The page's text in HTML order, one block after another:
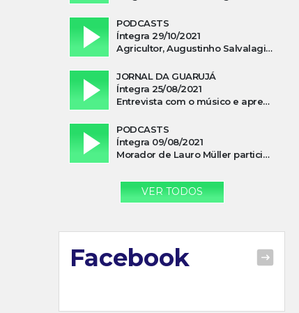
PODCASTS
Íntegra 29/10/2021
Agricultor, Augustinho Salvalagio, relata sobre aparição do Cavaleiro Negro no Rio das Furnas
JORNAL DA GUARUJÁ
Íntegra 25/08/2021
Entrevista com o músico e apresentador, Lismael Ferrareis, no Cidade e Campo
PODCASTS
Íntegra 09/08/2021
Morador de Lauro Müller participa de motociata em apoio a Bolsonaro
VER TODOS
Facebook